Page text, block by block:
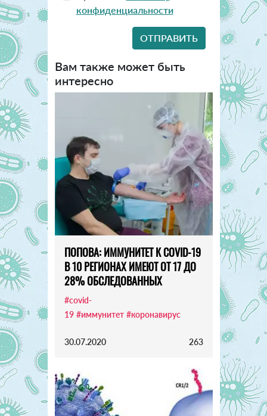
конфиденциальности
Вам также может быть
интересно
ПОПОВА: ИММУНИТЕТ К COVID-19
В 10 РЕГИОНАХ ИМЕЮТ ОТ 17 ДО
28% ОБСЛЕДОВАННЫХ
#covid-
19 #иммунитет #коронавирус
30.07.2020 263